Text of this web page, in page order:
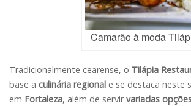
Camarão à moda
Tradicionalmente cearense, o Tilápia
base a culinária regional e se destaca neste
em Fortaleza, além de servirvariadas